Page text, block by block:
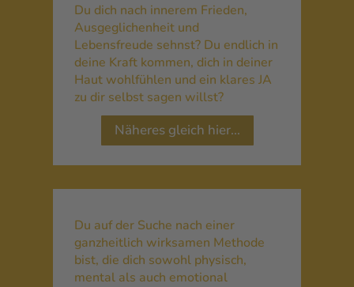
Du dich nach innerem Frieden,
Ausgeglichenheit und
Lebensfreude sehnst? Du endlich in
deine Kraft kommen, dich in deiner
Haut wohlfühlen und ein klares JA
zu dir selbst sagen willst?
Näheres gleich hier…
Du auf der Suche nach einer
ganzheitlich wirksamen Methode
bist, die dich sowohl physisch,
mental als auch emotional